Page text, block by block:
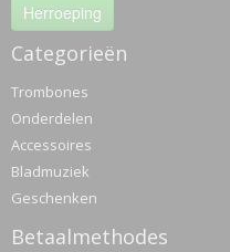
Herroeping
Categorieën
Trombones
Onderdelen
Accessoires
Bladmuziek
Geschenken
Betaalmethodes